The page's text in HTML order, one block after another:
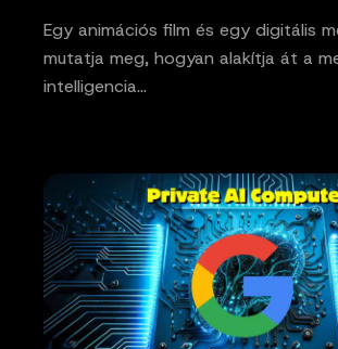
Egy animációs film és egy digitális
mutatja meg, hogyan alakítja át a
intelligencia…